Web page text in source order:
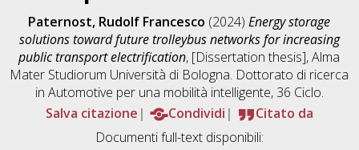
Paternost, Rudolf Francesco (2024)Energy storage
solutions toward future trolleybus networks for increasing
public transport electrification, [Dissertation thesis], Alma
Mater Studiorum Università di Bologna. Dottorato di ricerca
in Automotive per una mobilità intelligente, 36 Ciclo.
Salva citazione
Condividi
Citato da
Documenti full-text disponibili: